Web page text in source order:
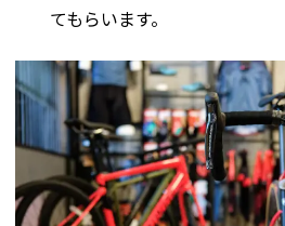
てもらいます。